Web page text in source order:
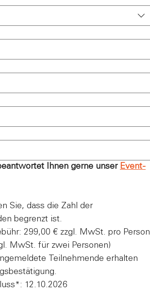
Ihnen gerne unser Event-
Sie, dass die Zahl der
begrenzt ist.
299,00 € zzgl. MwSt. pro Person
MwSt. für zwei Personen)
Teilnehmende erhalten
12.10.2026